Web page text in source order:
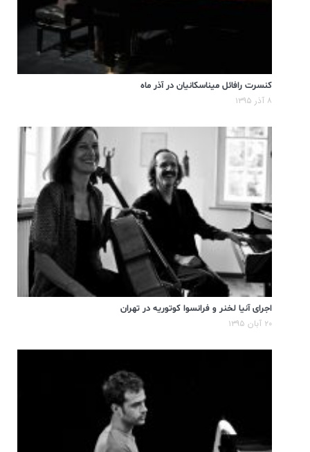
کنسرت رافائل میناسکانیان در آذر ماه
۸ آذر ۱۳۹۵
اجرای آنیا لخنر و فرانسوا کوتوریه در تهران
۲۰ آبان ۱۳۹۵